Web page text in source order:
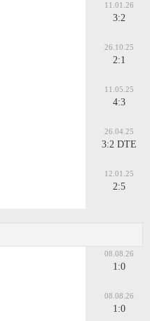
11.01.26
3:2
26.10.25
2:1
11.05.25
4:3
26.04.25
3:2 DTE
12.01.25
2:5
08.08.26
1:0
08.08.26
1:0